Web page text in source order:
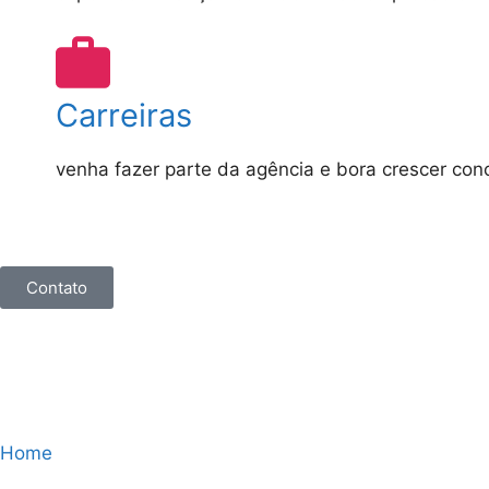
Carreiras
venha fazer parte da agência e bora crescer
Contato
Home